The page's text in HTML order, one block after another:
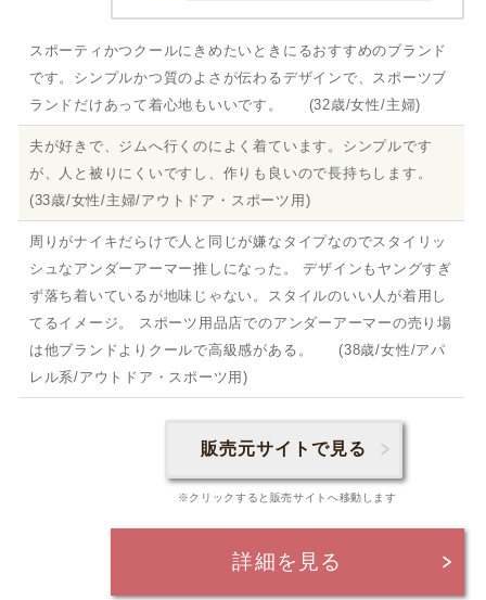
スポーティかつクールにきめたいときにるおすすめのブランド
です。シンプルかつ質のよさが伝わるデザインで、スポーツブ
ランドだけあって着心地もいいです。 (32歳/女性/主婦)
夫が好きで、ジムへ行くのによく着ています。シンプルです
が、人と被りにくいですし、作りも良いので長持ちします。
(33歳/女性/主婦/アウトドア・スポーツ用)
周りがナイキだらけで人と同じが嫌なタイプなのでスタイリッ
シュなアンダーアーマー推しになった。 デザインもヤングすぎ
ず落ち着いているが地味じゃない。スタイルのいい人が着用し
てるイメージ。 スポーツ用品店でのアンダーアーマーの売り場
は他ブランドよりクールで高級感がある。 (38歳/女性/アパ
レル系/アウトドア・スポーツ用)
販売元サイトで見る
※クリックすると販売サイトへ移動します
詳細を見る